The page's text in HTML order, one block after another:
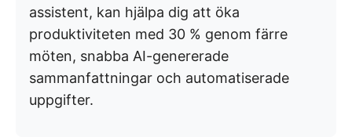
assistent, kan hjälpa dig att öka
produktiviteten med 30 % genom färre
möten, snabba AI-genererade
sammanfattningar och automatiserade
uppgifter.